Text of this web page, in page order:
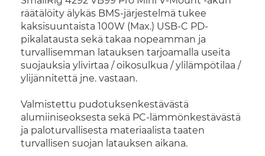
räätälöity älykäs BMS-järjestelmä tukee
kaksisuuntaista 100W (Max.) USB-C PD-
pikalatausta sekä takaa nopeamman ja
turvallisemman latauksen tarjoamalla useita
suojauksia ylivirtaa / oikosulkua / ylilämpötilaa /
ylijännitettä jne. vastaan.
Valmistettu pudotuksenkestävästä
alumiiniseoksesta sekä PC-lämmönkestävästä
ja paloturvallisesta materiaalista taaten
turvallisen suojan latauksen aikana.